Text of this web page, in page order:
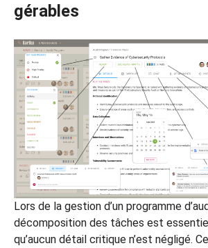
gérables
Lors de la gestion d’un programme
décomposition des tâches est
qu’aucun détail critique n’est négligé.